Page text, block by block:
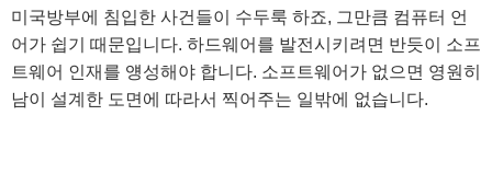
미국방부에 침입한 사건들이 수두룩 하죠, 그만큼 컴퓨터 언
어가 쉽기 때문입니다. 하드웨어를 발전시키려면 반듯이 소프
트웨어 인재를 얭성해야 합니다. 소프트웨어가 없으면 영원히
남이 설계한 도면에 따라서 찍어주는 일밖에 없습니다.